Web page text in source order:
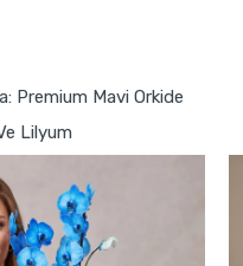
Premium Mavi Orkide
Lilyum